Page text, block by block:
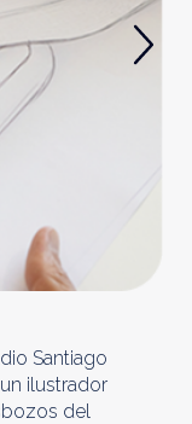
Santiago
ilustrador
del